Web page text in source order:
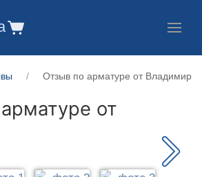
Отзыв по арматуре от Владимир
от